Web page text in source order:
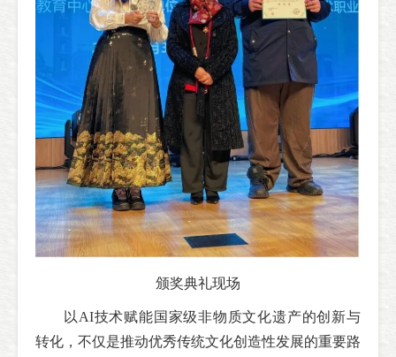
颁奖典礼现场
以AI技术赋能国家级非物质文化遗产的创新与
转化，不仅是推动优秀传统文化创造性发展的重要路